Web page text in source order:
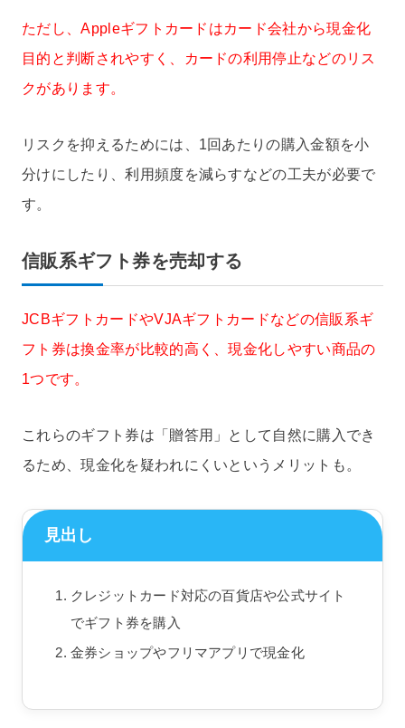
ただし、Appleギフトカードはカード会社から現金化
目的と判断されやすく、カードの利用停止などのリス
クがあります。
リスクを抑えるためには、1回あたりの購入金額を小
分けにしたり、利用頻度を減らすなどの工夫が必要で
す。
信販系ギフト券を売却する
JCBギフトカードやVJAギフトカードなどの信販系ギ
フト券は換金率が比較的高く、現金化しやすい商品の
1つです。
これらのギフト券は「贈答用」として自然に購入でき
るため、現金化を疑われにくいというメリットも。
見出し
クレジットカード対応の百貨店や公式サイト
でギフト券を購入
金券ショップやフリマアプリで現金化